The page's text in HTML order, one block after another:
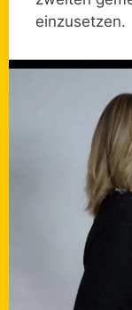
einzusetzen.